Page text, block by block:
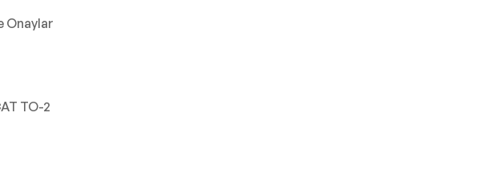
Onaylar
TO-2